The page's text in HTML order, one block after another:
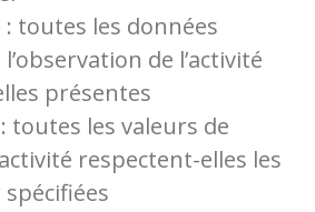
: toutes les données
de l’activité
présentes
: toutes les valeurs de
respectent-elles les